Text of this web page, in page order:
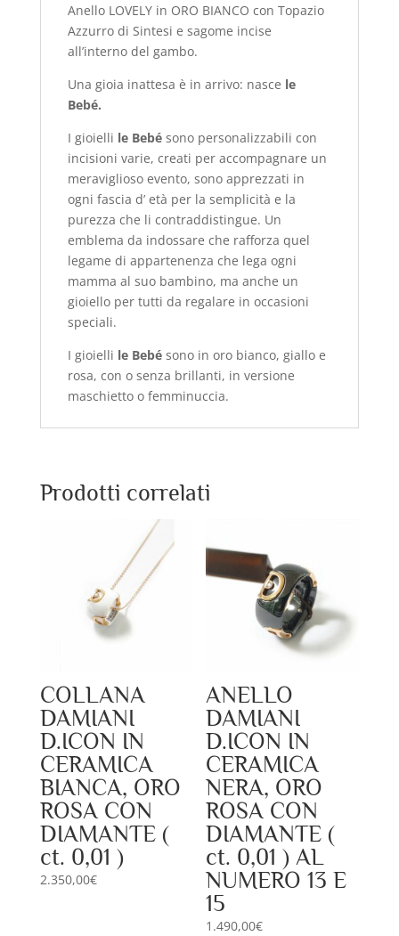
Anello LOVELY in ORO BIANCO con Topazio
Azzurro di Sintesi e sagome incise
all’interno del gambo.
Una gioia inattesa è in arrivo: nasce le
Bebé.
I gioielli le Bebé sono personalizzabili con
incisioni varie, creati per accompagnare un
meraviglioso evento, sono apprezzati in
ogni fascia d’ età per la semplicità e la
purezza che li contraddistingue. Un
emblema da indossare che rafforza quel
legame di appartenenza che lega ogni
mamma al suo bambino, ma anche un
gioiello per tutti da regalare in occasioni
speciali.
I gioielli le Bebé sono in oro bianco, giallo e
rosa, con o senza brillanti, in versione
maschietto o femminuccia.
Prodotti correlati
COLLANA
DAMIANI
D.ICON IN
CERAMICA
BIANCA, ORO
ROSA CON
DIAMANTE (
ct. 0,01 )
2.350,00€
ANELLO
DAMIANI
D.ICON IN
CERAMICA
NERA, ORO
ROSA CON
DIAMANTE (
ct. 0,01 ) AL
NUMERO 13 E
15
1.490,00€